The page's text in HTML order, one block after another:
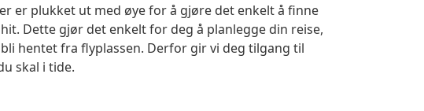
er plukket ut med øye for å gjøre det enkelt å finne
Dette gjør det enkelt for deg å planlegge din reise,
hentet fra flyplassen. Derfor gir vi deg tilgang til
skal i tide.